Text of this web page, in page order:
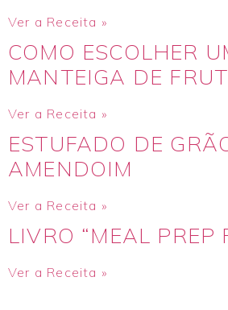
Ver a Receita »
COMO ESCOLHER
MANTEIGA DE
Ver a Receita »
ESTUFADO DE
AMENDOIM
Ver a Receita »
LIVRO “MEAL PREP
Ver a Receita »